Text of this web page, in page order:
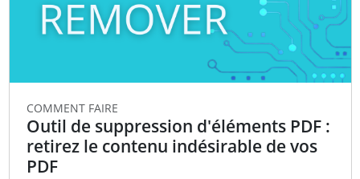
COMMENT FAIRE
Outil de suppression d'éléments PDF :
retirez le contenu indésirable de vos
PDF